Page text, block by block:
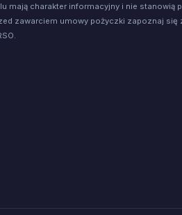
mają charakter informacyjny i nie stanowią
zawarciem umowy pożyczki zapoznaj się